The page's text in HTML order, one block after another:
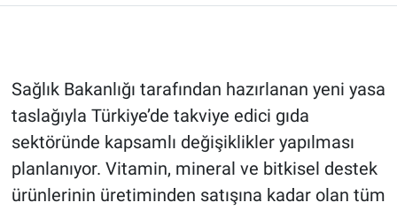
Sağlık Bakanlığı tarafından hazırlanan yeni yasa
taslağıyla Türkiye’de takviye edici gıda
sektöründe kapsamlı değişiklikler yapılması
planlanıyor. Vitamin, mineral ve bitkisel destek
ürünlerinin üretiminden satışına kadar olan tüm
EKONOMİ
ÇEVRE
HABERDE İNSAN
POLİTİKA